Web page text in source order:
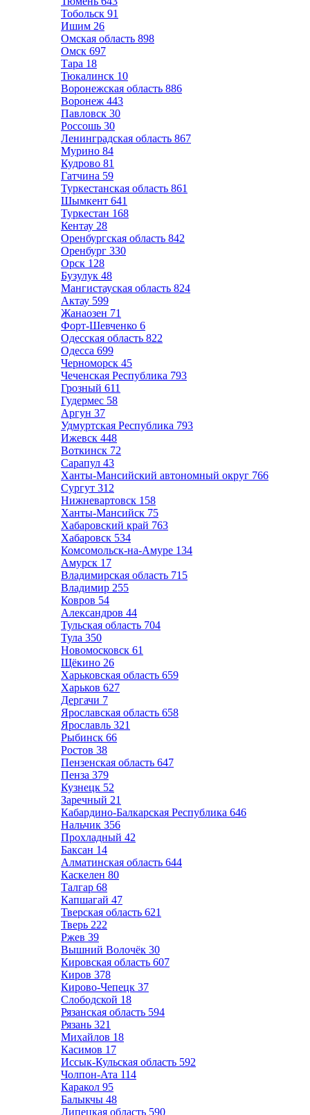
Тобольск 91
Ишим 26
Омская область 898
Омск 697
Тара 18
Тюкалинск 10
Воронежская область 886
Воронеж 443
Павловск 30
Россошь 30
Ленинградская область 867
Мурино 84
Кудрово 81
Гатчина 59
Туркестанская область 861
Шымкент 641
Туркестан 168
Кентау 28
Оренбургская область 842
Оренбург 330
Орск 128
Бузулук 48
Мангистауская область 824
Актау 599
Жанаозен 71
Форт-Шевченко 6
Одесская область 822
Одесса 699
Черноморск 45
Чеченская Республика 793
Грозный 611
Гудермес 58
Аргун 37
Удмуртская Республика 793
Ижевск 448
Воткинск 72
Сарапул 43
Ханты-Мансийский автономный округ 766
Сургут 312
Нижневартовск 158
Ханты-Мансийск 75
Хабаровский край 763
Хабаровск 534
Комсомольск-на-Амуре 134
Амурск 17
Владимирская область 715
Владимир 255
Ковров 54
Александров 44
Тульская область 704
Тула 350
Новомосковск 61
Щёкино 26
Харьковская область 659
Харьков 627
Дергачи 7
Ярославская область 658
Ярославль 321
Рыбинск 66
Ростов 38
Пензенская область 647
Пенза 379
Кузнецк 52
Заречный 21
Кабардино-Балкарская Республика 646
Нальчик 356
Прохладный 42
Баксан 14
Алматинская область 644
Каскелен 80
Талгар 68
Капшагай 47
Тверская область 621
Тверь 222
Ржев 39
Вышний Волочёк 30
Кировская область 607
Киров 378
Кирово-Чепецк 37
Слободской 18
Рязанская область 594
Рязань 321
Михайлов 18
Касимов 17
Иссык-Кульская область 592
Чолпон-Ата 114
Каракол 95
Балыкчы 48
Липецкая область 590